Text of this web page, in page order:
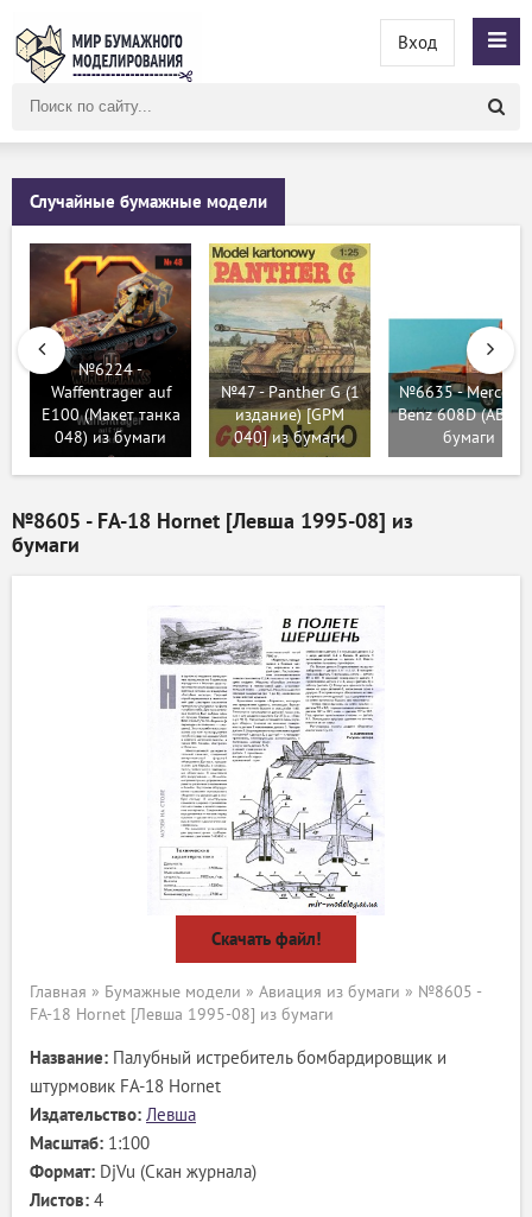
сайту
Вход
Случайные бумажные модели
№6224 -
Waffentrager auf
E100 (Макет танка
048) из бумаги
№47 - Panther G (1
издание) [GPM
040] из бумаги
№6635 -
Benz 608D (АВС)
бумаги
№8605 - FA-18 Hornet [Левша 1995-08] из
бумаги
Скачать файл!
Главная » Бумажные модели » Авиация из бумаги » №8605 -
FA-18 Hornet [Левша 1995-08] из бумаги
Название: Палубный истребитель бомбардировщик и
штурмовик FA-18 Hornet
Издательство: Левша
Масштаб: 1:100
Формат: DjVu (Скан журнала)
Листов: 4